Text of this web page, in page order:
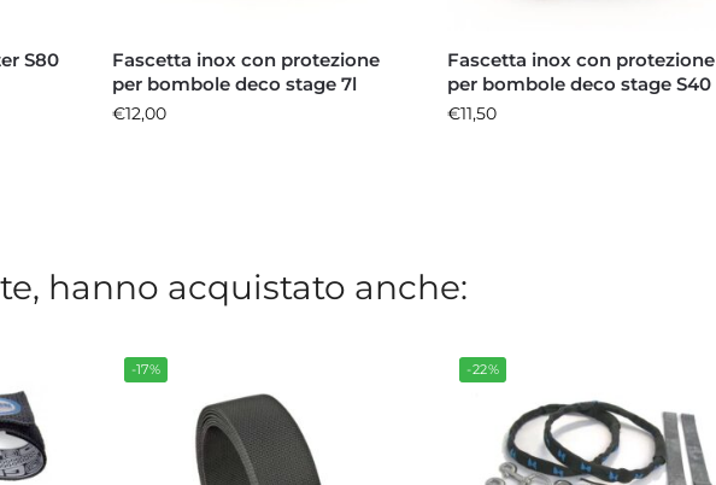
S80
Fascetta inox con protezione
per bombole deco stage 7l
€12,00
Fascetta inox con protezione
per bombole deco stage S40
€11,50
hanno acquistato anche:
-17% -22%